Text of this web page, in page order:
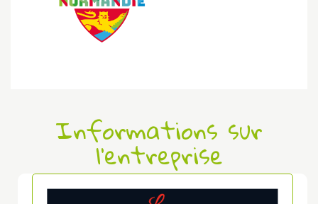
Informations sur
l'entreprise